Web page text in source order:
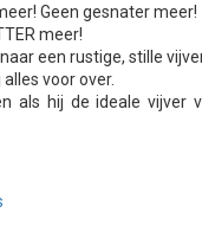
Geen gesnater meer!
meer!
een rustige, stille
voor over.
als hij de ideale vijver